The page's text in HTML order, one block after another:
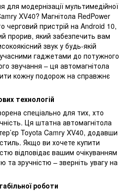
для модернізації мультимедійної
XV40? Магнітола RedPower
черговий пристрій на Android 10,
прорив, який забезпечить вам
звук у будь-якій
сучасними гаджетами до потужного
звучання – ця автомагнітола
кожну подорож на справжнє
технологій
спеціально для тих, хто
Ця штатна автомагнітола
Toyota Camry XV40, додавши
Якщо ви хочете купити
відповідає вашим очікуванням
та зручністю – зверніть увагу на
роботи